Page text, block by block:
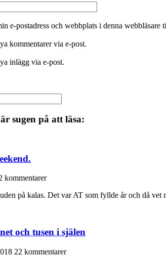
e-postadress och webbplats i denna webbläsare
kommentarer via e-post.
inlägg via e-post.
sugen på att läsa:
kommentarer
på kalas. Det var AT som fyllde år och då vet
och tusen i själen
22 kommentarer